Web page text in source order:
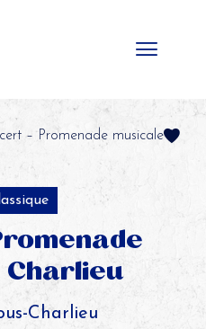
– Promenade musicale à
Charlieu